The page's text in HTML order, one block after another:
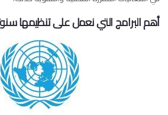
أهم البرامج التي نعمل على تنظيمها